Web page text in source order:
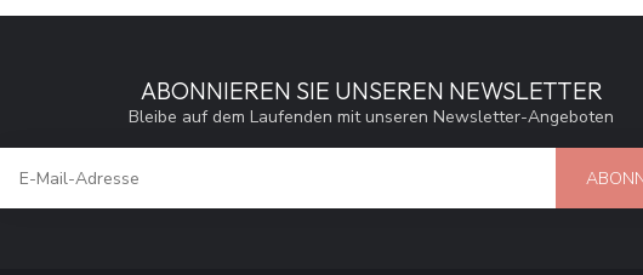
ABONNIEREN SIE UNSEREN NEWSLETTER
Bleibe auf dem Laufenden mit unseren Newsletter-Angeboten